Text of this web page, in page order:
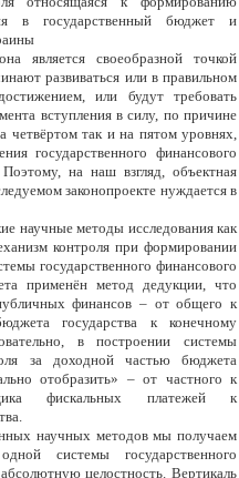
в государственный бюджет и
является своеобразной точкой
развиваться или в правильном
или будут требовать
вступления в силу, по причине
четвёртом так и на пятом уровнях,
государственного финансового
на наш взгляд, объектная
законопроекте нуждается в
научные методы исследования как
контроля при формировании
государственного финансового
применён метод дедукции, что
финансов – от общего к
государства к конечному
в построении системы
за доходной частью бюджета
отобразить» – от частного к
фискальных платежей к
научных методов мы получаем
системы государственного
целостность. Вертикаль